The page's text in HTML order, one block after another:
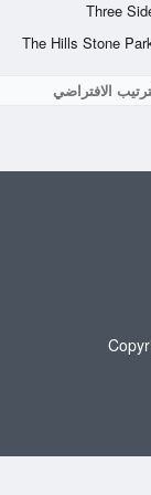
الافتراضي
©